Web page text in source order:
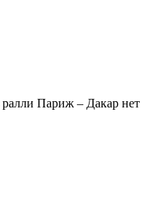
Париж – Дакар нет